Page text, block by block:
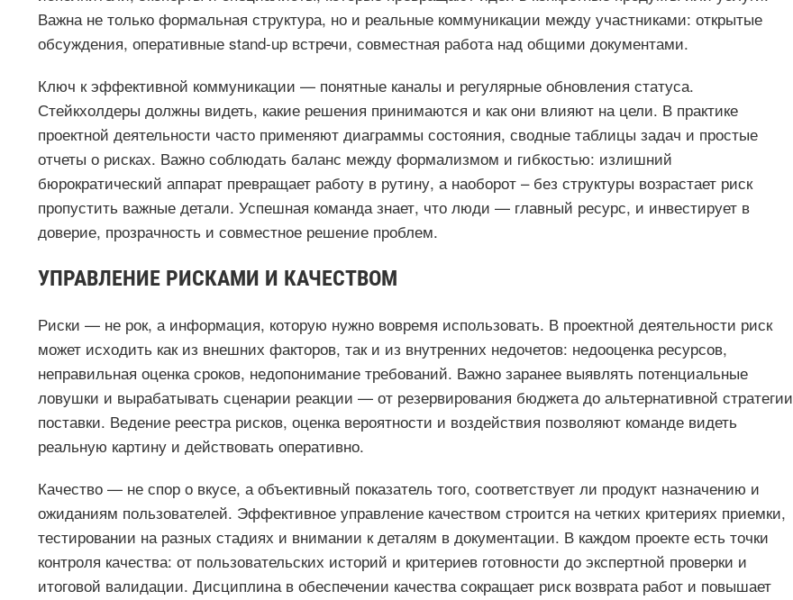
Важна не только формальная структура, но и реальные коммуникации между участниками: открытые
обсуждения, оперативные stand-up встречи, совместная работа над общими документами.
Ключ к эффективной коммуникации — понятные каналы и регулярные обновления статуса.
Стейкхолдеры должны видеть, какие решения принимаются и как они влияют на цели. В практике
проектной деятельности часто применяют диаграммы состояния, сводные таблицы задач и простые
отчеты о рисках. Важно соблюдать баланс между формализмом и гибкостью: излишний
бюрократический аппарат превращает работу в рутину, а наоборот – без структуры возрастает риск
пропустить важные детали. Успешная команда знает, что люди — главный ресурс, и инвестирует в
доверие, прозрачность и совместное решение проблем.
УПРАВЛЕНИЕ РИСКАМИ И КАЧЕСТВОМ
Риски — не рок, а информация, которую нужно вовремя использовать. В проектной деятельности риск
может исходить как из внешних факторов, так и из внутренних недочетов: недооценка ресурсов,
неправильная оценка сроков, недопонимание требований. Важно заранее выявлять потенциальные
ловушки и вырабатывать сценарии реакции — от резервирования бюджета до альтернативной стратегии
поставки. Ведение реестра рисков, оценка вероятности и воздействия позволяют команде видеть
реальную картину и действовать оперативно.
Качество — не спор о вкусе, а объективный показатель того, соответствует ли продукт назначению и
ожиданиям пользователей. Эффективное управление качеством строится на четких критериях приемки,
тестировании на разных стадиях и внимании к деталям в документации. В каждом проекте есть точки
контроля качества: от пользовательских историй и критериев готовности до экспертной проверки и
итоговой валидации. Дисциплина в обеспечении качества сокращает риск возврата работ и повышает